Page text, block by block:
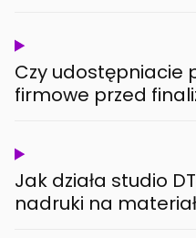
Czy udostępniacie
firmowe przed
Jak działa studio
nadruki na